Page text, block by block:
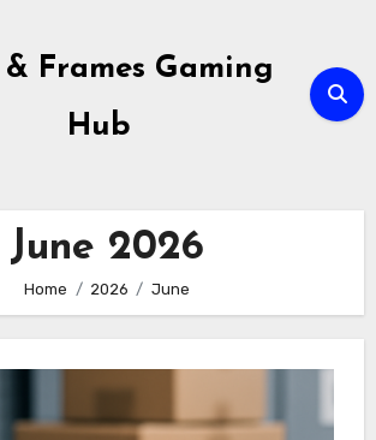
Frames Gaming
Hub
June 2026
Home 2026 June